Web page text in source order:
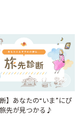
断】あなたの“いま”にぴ
先が見つかる♪